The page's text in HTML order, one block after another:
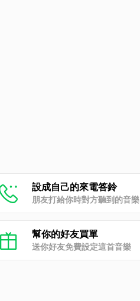
設成自己的來電答鈴
朋友打給你時對方聽到的音樂
幫你的好友買單
送你好友免費設定這首音樂